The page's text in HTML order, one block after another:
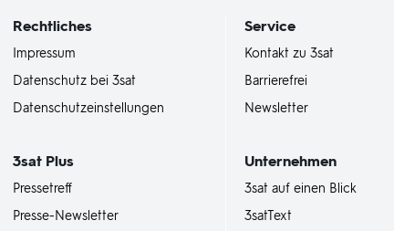
Rechtliches
Impressum
Datenschutz bei 3sat
Datenschutzeinstellungen
3satPlus
Pressetreff
Presse-Newsletter
Service
Kontakt zu 3sat
Barrierefrei
Newsletter
Unternehmen
3sat auf einen Blick
3satText